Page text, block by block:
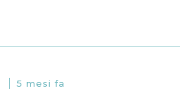
5 mesi fa